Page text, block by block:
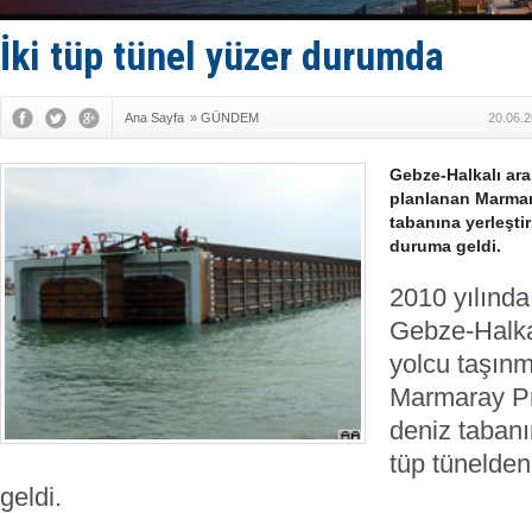
Tüpraş,
İki tüp tünel yüzer durumda
Ana Sayfa » GÜNDEM
Gebze-Halkalı
planlanan
tabanına
duruma geldi.
2010
Gebze-
yolcu
Marmaray
deniz
tüp
geldi.